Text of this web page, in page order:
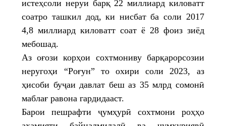
истеҳсоли неруи барқ 22 миллиард киловатт
соатро ташкил дод, ки нисбат ба соли 2017
4,8 миллиард киловатт соат ё 28 фоиз зиёд
мебошад.
Аз оғози корҳои сохтмониву барқарорсозии
неругоҳи “Роғун” то охири соли 2023, аз
ҳисоби буҷаи давлат беш аз 35 млрд сомонӣ
маблағ равона гардидааст.
Барои пешрафти ҷумҳурӣ сохтмони роҳҳо